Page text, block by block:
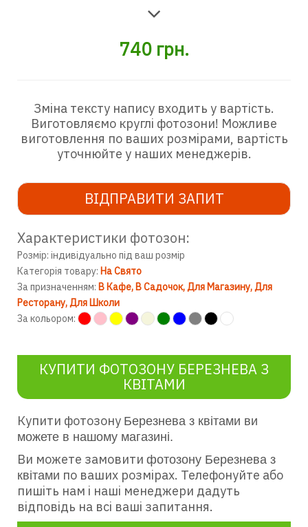
740 грн.
Зміна тексту напису входить у вартість.
Виготовляємо круглі фотозони! Можливе
виготовлення по ваших розмірами, вартість
уточнюйте у наших менеджерів.
ВІДПРАВИТИ ЗАПИТ
Характеристики фотозон:
Розмір: індивідуально під ваш розмір
Категорія товару: На Свято
За призначенням: В Кафе В Садочок Для Магазину Для
Ресторану Для Школи
За кольором:
КУПИТИ ФОТОЗОНУ БЕРЕЗНЕВА З
КВІТАМИ
Купити фотозону Березнева з квітами ви
можете в нашому магазині.
Ви можете замовити фотозону Березнева з
квітами по ваших розмірах. Телефонуйте або
пишіть нам і наші менеджери дадуть
відповідь на всі ваші запитання.